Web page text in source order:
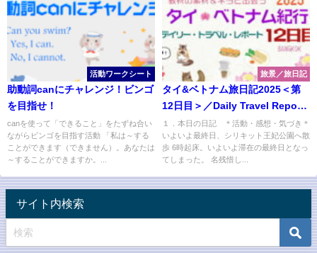
活動ワークシート
助動詞canにチャレンジ！ビンゴ
を目指せ！
canを使って「できること」をたずね合い
ながらビンゴを目指す活動 「私は～する
ことができます（できません）。あなたは
～することができますか。...
旅景／旅日記
タイ&ベトナム旅日記2025＜第
12日目＞／Daily Travel Report:
Day12
１．本日の日記 ＊活動・感想・気づき＊
いよいよ最終日、シリキット王妃公園へ散
歩 6時起床。いよいよ滞在の最終日となっ
てしまった。 名残惜し...
サイト内検索